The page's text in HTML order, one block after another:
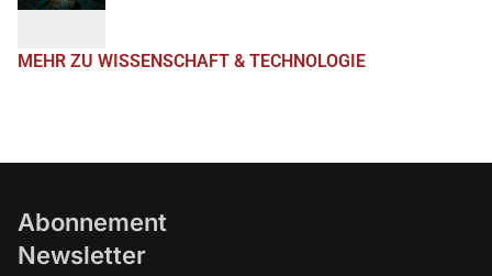
MEHR ZU WISSENSCHAFT & TECHNOLOGIE
Abonnement
Newsletter